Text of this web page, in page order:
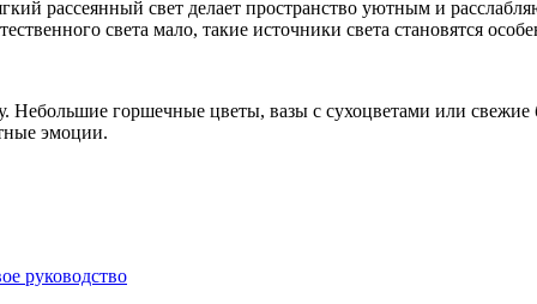
рассеянный свет делает пространство уютным и
света мало, такие источники света становятся
горшечные цветы, вазы с сухоцветами или
эмоции.
руководство